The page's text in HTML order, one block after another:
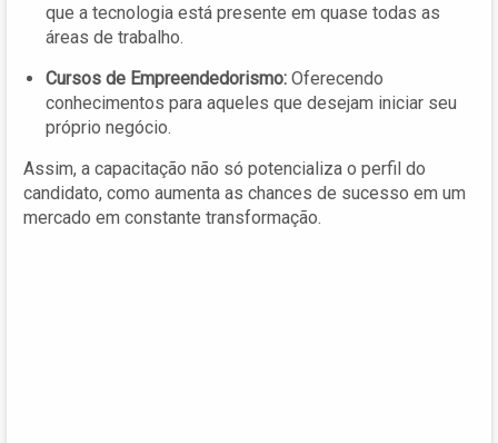
que a tecnologia está presente em quase todas as
áreas de trabalho.
Cursos de Empreendedorismo: Oferecendo
conhecimentos para aqueles que desejam iniciar seu
próprio negócio.
Assim, a capacitação não só potencializa o perfil do
candidato, como aumenta as chances de sucesso em um
mercado em constante transformação.